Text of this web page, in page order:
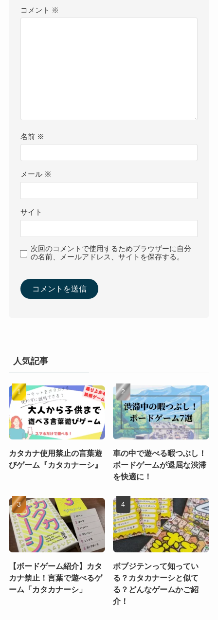
コメント ※
名前 ※
メール ※
サイト
次回のコメントで使用するためブラウザーに自分
の名前、メールアドレス、サイトを保存する。
人気記事
カタカナ使用禁止の言葉遊
びゲーム『カタカナーシ』
車の中で遊べる暇つぶし！
ボードゲームが退屈な渋滞
を快適に！
【ボードゲーム紹介】カタ
カナ禁止！言葉で遊べるゲ
ーム「カタカナーシ」
ボブジテンって知ってい
る？カタカナーシと似て
る？どんなゲームかご紹
介！